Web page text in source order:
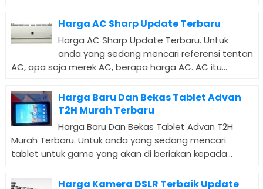
Harga AC Sharp Update Terbaru
Harga AC Sharp Update Terbaru. Untuk
anda yang sedang mencari referensi tentan
AC, apa saja merek AC, berapa harga AC. AC itu...
Harga Baru Dan Bekas Tablet Advan
T2H Murah Terbaru
Harga Baru Dan Bekas Tablet Advan T2H
Murah Terbaru. Untuk anda yang sedang mencari
tablet untuk game yang akan di beriakan kepada...
Harga Kamera DSLR Terbaik Update